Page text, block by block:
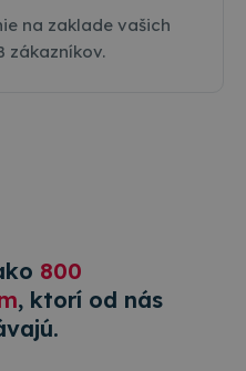
na zaklade vašich
zákazníkov.
800
, ktorí od nás